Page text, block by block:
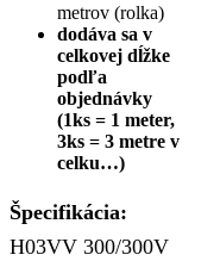
metrov (rolka)
dodáva sa v
celkovej dĺžke
podľa
objednávky
(1ks = 1 meter,
3ks = 3 metre v
celku…)
Špecifikácia:
H03VV 300/300V